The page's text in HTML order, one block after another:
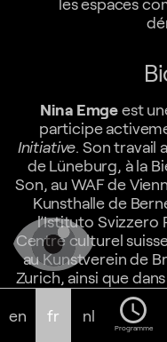
Nina Emgeest
participe
Initiative. Son travail
de Lüneburg, à la
Son, au WAF de
Kunsthalle de
l’Istituto Svizzero
Centre culturel
au Kunstverein de
Zurich, ainsi que
et internationales.
Space and
en fr nl schedule
Programme